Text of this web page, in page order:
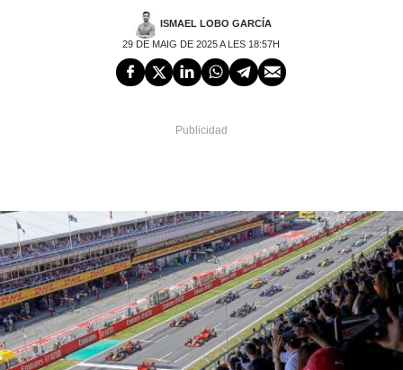
ISMAEL LOBO GARCÍA
29 DE MAIG DE 2025 A LES 18:57H